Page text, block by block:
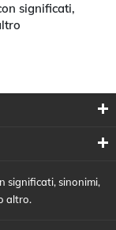
significati,
significati, sinonimi,
altro.